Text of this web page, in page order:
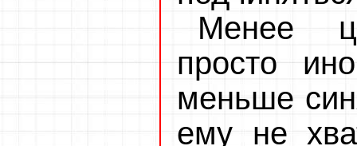
Менее
просто
меньше
ему не